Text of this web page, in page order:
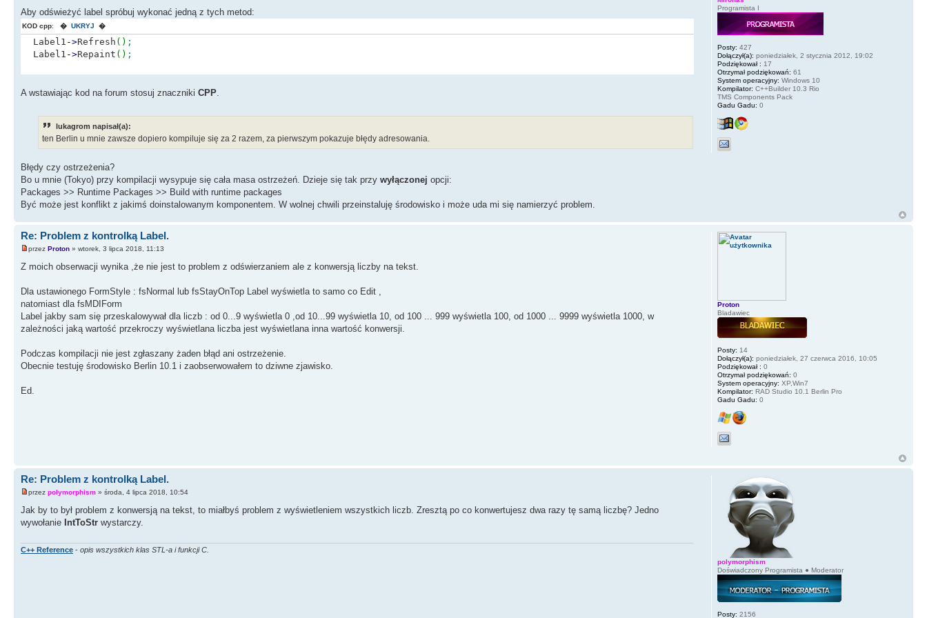
Aby odświeżyć label spróbuj wykonać jedną z tych metod:
KOD cpp: � UKRYJ �
Label1 ->Refresh ( ) ;
Label1 ->Repaint ( ) ;
A wstawiając kod na forum stosuj znaczniki CPP
lukagrom napisał(a):
ten Berlin u mnie zawsze dopiero kompiluje się za 2 razem, za pierwszym pokazuje błędy adresowania.
Błędy czy ostrzeżenia?
Bo u mnie (Tokyo) przy kompilacji wysypuje się cała masa ostrzeżeń. Dzieje się tak przy wyłączonej opcji:
Packages >> Runtime Packages >> Build with runtime packages
Być może jest konflikt z jakimś doinstalowanym komponentem. W wolnej chwili przeinstaluję środowisko i może uda mi się namierzyć problem.
Programista I
Posty: 427
Dołączył(a): poniedziałek, 2 stycznia 2012, 19:02
Podziękował : 17
Otrzymał podziękowań: 61
System operacyjny: Windows 10
Kompilator: C++Builder 10.3 Rio
TMS Components Pack
Gadu Gadu: 0
Re: Problem z kontrolką Label.
przez Proton » wtorek, 3 lipca 2018, 11:13
Z moich obserwacji wynika ,że nie jest to problem z odświerzaniem ale z konwersją liczby na tekst.
Dla ustawionego FormStyle : fsNormal lub fsStayOnTop Label wyświetla to samo co Edit ,
natomiast dla fsMDIForm
Label jakby sam się przeskalowywał dla liczb : od 0...9 wyświetla 0 ,od 10...99 wyświetla 10, od 100 ... 999 wyświetla 100, od 1000 ... 9999 wyświetla 1000, w
zależności jaką wartość przekroczy wyświetlana liczba jest wyświetlana inna wartość konwersji.
Podczas kompilacji nie jest zgłaszany żaden błąd ani ostrzeżenie.
Obecnie testuję środowisko Berlin 10.1 i zaobserwowałem to dziwne zjawisko.
Ed.
Proton
Bladawiec
Posty: 14
Dołączył(a): poniedziałek, 27 czerwca 2016, 10:05
Podziękował : 0
Otrzymał podziękowań: 0
System operacyjny: XP,Win7
Kompilator: RAD Studio 10.1 Berlin Pro
Gadu Gadu: 0
Re: Problem z kontrolką Label.
przez polymorphism » środa, 4 lipca 2018, 10:54
Jak by to był problem z konwersją na tekst, to miałbyś problem z wyświetleniem wszystkich liczb. Zresztą po co konwertujesz dwa razy tę samą liczbę? Jedno
wywołanie IntToStr wystarczy.
C++ Reference - opis wszystkich klas STL-a i funkcji C.
polymorphism
Doświadczony Programista ● Moderator
Posty: 2156